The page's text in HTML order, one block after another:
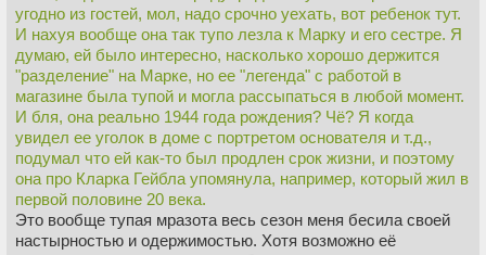
Милчек один за все теперь отдувается? Почему он сам
бегает один по коридорам, а не вызвал секьюрити, которые
бы быстро выломали дверь? В огромной корпорации их нет,
что ли? Бредятина полная.
7. Что за козы нахер? Картины? Нахуя это все было?
Но в целом сериал понравился. Хорошо показали
беспредел корпораций, их плохое отношение к сотрудникам
и бессмысленность работы людей, которые натурально не
понимают, что за хуйней они занимаются на работе.
угодно из гостей, мол, надо срочно уехать, вот ребенок тут.
И нахуя вообще она так тупо лезла к Марку и его сестре. Я
думаю, ей было интересно, насколько хорошо держится
"разделение" на Марке, но ее "легенда" с работой в
магазине была тупой и могла рассыпаться в любой момент.
И бля, она реально 1944 года рождения? Чё? Я когда
увидел ее уголок в доме с портретом основателя и т.д.,
подумал что ей как-то был продлен срок жизни, и поэтому
она про Кларка Гейбла упомянула, например, который жил в
первой половине 20 века.
Это вообще тупая мразота весь сезон меня бесила своей
настырностью и одержимостью. Хотя возможно её